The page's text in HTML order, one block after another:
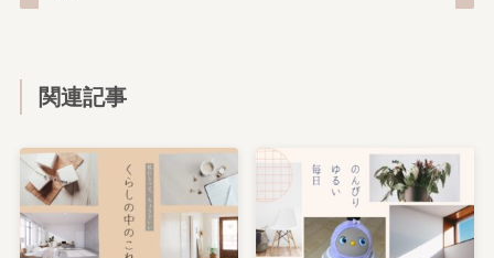
関連記事